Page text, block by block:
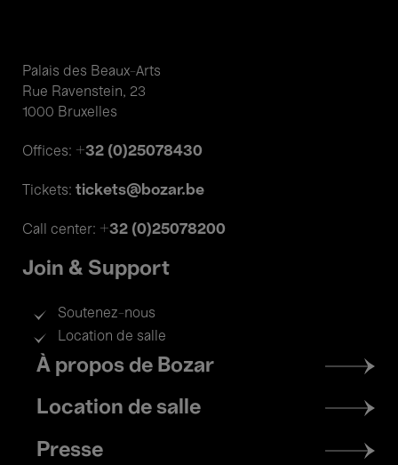
Palais des Beaux-Arts
Rue Ravenstein, 23
1000 Bruxelles
Offices: +32 (0)25078430
Tickets: tickets@bozar.be
Call center: +32 (0)25078200
Join & Support
Soutenez-nous
Location de salle
Footer
menu
À propos de Bozar
Location de salle
Presse